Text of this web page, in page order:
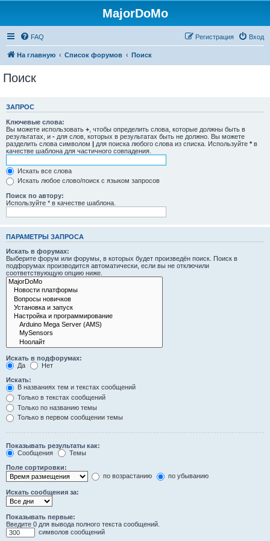
MajorDoMo
FAQ Вход
Регистрация
На главную Список форумов Поиск
Поиск
ЗАПРОС
Ключевые слова:
Вы можете использовать + , чтобы определить слова, которые должны быть в
результатах, и - для слов, которых в результатах быть не должно. Вы можете
разделить слова символом | для поиска любого слова из списка. Используйте * в
качестве шаблона для частичного совпадения.
Искать все слова
Искать любое слово/поиск с языком запросов
Поиск по автору:
Используйте * в качестве шаблона.
ПАРАМЕТРЫ ЗАПРОСА
Искать в форумах:
Выберите форум или форумы, в которых будет произведён поиск. Поиск в
подфорумах производится автоматически, если вы не отключили
соответствующую опцию ниже.
Искать в подфорумах:
Да
Нет
Искать:
В названиях тем и текстах сообщений
Только в текстах сообщений
Только по названию темы
Только в первом сообщении темы
Показывать результаты как:
Сообщения
Темы
Поле сортировки:
по возрастанию
по убыванию
Искать сообщения за:
Показывать первые:
Введите 0 для вывода полного текста сообщений.
символов сообщений